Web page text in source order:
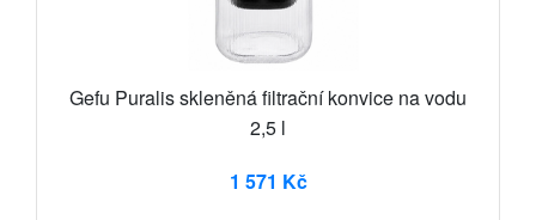
Gefu Puralis skleněná filtrační konvice na vodu
2,5 l
1 571 Kč